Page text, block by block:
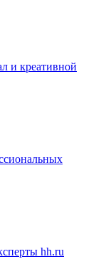
и креативной
hh.ru